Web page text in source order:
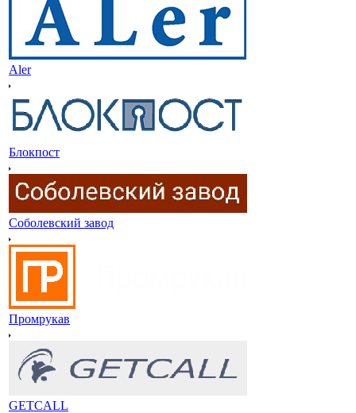
Aler
Блокпост
Соболевский завод
Промрукав
GETCALL